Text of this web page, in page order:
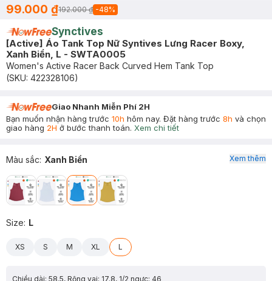
99.000 ₫192.000 ₫ -48%
Synctives
[Active] Áo Tank Top Nữ Syntives Lưng Racer Boxy,
Xanh Biển, L - SWTA0005
Women's Active Racer Back Curved Hem Tank Top
(SKU: 422328106)
Giao Nhanh Miễn Phí 2H
Bạn muốn nhận hàng trước 10h hôm nay. Đặt hàng trước 8h và chọn
giao hàng 2H ở bước thanh toán. Xem chi tiết
Màu sắc: Xanh Biển
Size: L
XS S M XL L
Chiều dài: 58.5, Rộng vai: 17.8, 1/2 ngực: 46
Xem thêm